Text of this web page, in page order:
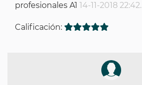
profesionales A1 14-11-2018 22:42.
Calificación: